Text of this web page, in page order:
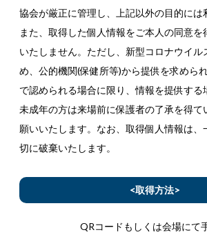
協会が厳正に管理し、上記以外の目的には
また、取得した個人情報をご本人の同意を
いたしません。ただし、新型コロナウイル
め、公的機関(保健所等)から提供を求めら
で認められる場合に限り、情報を提供する
未成年の方は来場前に保護者の了承を得て
願いいたします。なお、取得個人情報は、
切に破棄いたします。
<取得方法>
QRコードもしくは会場にて